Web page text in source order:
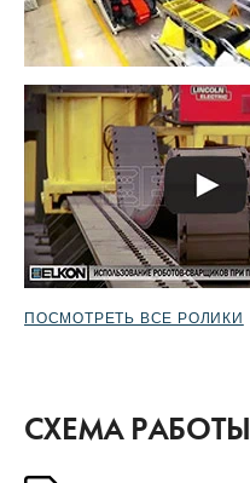
ПОСМОТРЕТЬ ВСЕ РОЛИКИ
СХЕМА РАБОТЫ